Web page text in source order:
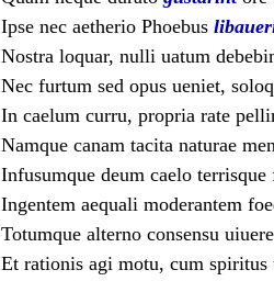
Ipse nec aetherio Phoebus
Nostra loquar, nulli uatum
Nec furtum sed opus ueniet,
In caelum curru, propria rate
Namque canam tacita naturae
Infusumque deum caelo terrisque
Ingentem aequali moderantem
Totumque alterno consensu
Et rationis agi motu, cum spiritus